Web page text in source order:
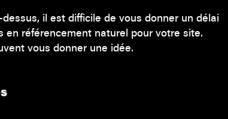
il est difficile de vous donner un délai
en référencement naturel pour votre site.
vous donner une idée.